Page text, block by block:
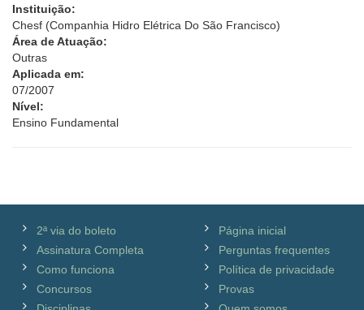
Instituição:
Chesf (Companhia Hidro Elétrica Do São Francisco)
Área de Atuação:
Outras
Aplicada em:
07/2007
Nível:
Ensino Fundamental
2ª via do boleto
Assinatura Completa
Como funciona
Concursos
Página inicial
Perguntas frequentes
Política de privacidade
Provas